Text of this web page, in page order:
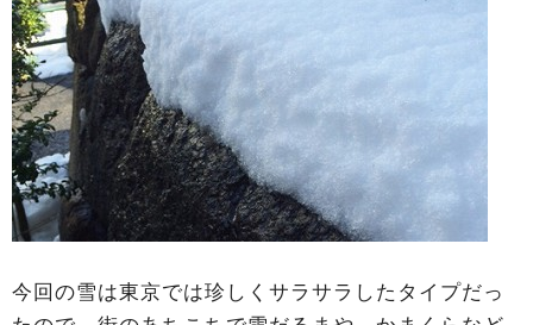
今回の雪は東京では珍しくサラサラしたタイプだっ